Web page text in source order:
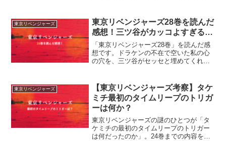
ジャーズの25～26巻は、「イマイチ話が
面白くなくなってき...
東京リベンジャーズ
東京リベンジャーズ28巻を読んだ
感想！三ツ谷がカッコよすぎる…
「東京リベンジャーズ28巻」を読んだ感
想です。ドラケンの不在で空いた私の心
の穴を、三ツ谷がセッセと埋めてくれる
東京リベンジャーズ
【東京リベンジャーズ考察】タケ
ミチ最初のタイムリープのトリガ
ーは何か？
東京リベンジャーズの謎のひとつが「タ
ケミチの最初のタイムリープのトリガー
は何だったのか」。24巻までの内容をも